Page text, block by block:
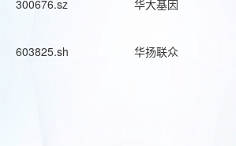
300676.sz 华大基因
603825.sh 华扬联众